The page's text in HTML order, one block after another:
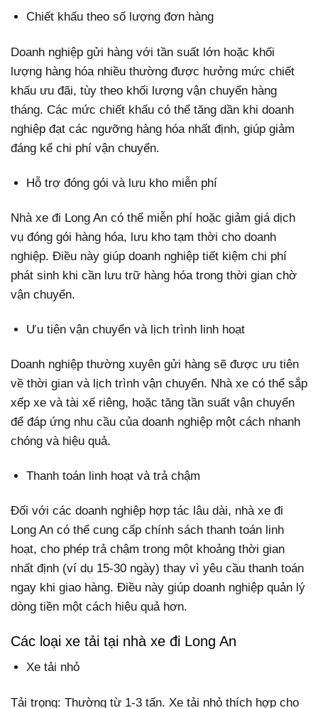
Chiết khấu theo số lượng đơn hàng
Doanh nghiệp gửi hàng với tần suất lớn hoặc khối
lượng hàng hóa nhiều thường được hưởng mức chiết
khấu ưu đãi, tùy theo khối lượng vận chuyển hàng
tháng. Các mức chiết khấu có thể tăng dần khi doanh
nghiệp đạt các ngưỡng hàng hóa nhất định, giúp giảm
đáng kể chi phí vận chuyển.
Hỗ trợ đóng gói và lưu kho miễn phí
Nhà xe đi Long An có thể miễn phí hoặc giảm giá dịch
vụ đóng gói hàng hóa, lưu kho tạm thời cho doanh
nghiệp. Điều này giúp doanh nghiệp tiết kiệm chi phí
phát sinh khi cần lưu trữ hàng hóa trong thời gian chờ
vận chuyển.
Ưu tiên vận chuyển và lịch trình linh hoạt
Doanh nghiệp thường xuyên gửi hàng sẽ được ưu tiên
về thời gian và lịch trình vận chuyển. Nhà xe có thể sắp
xếp xe và tài xế riêng, hoặc tăng tần suất vận chuyển
để đáp ứng nhu cầu của doanh nghiệp một cách nhanh
chóng và hiệu quả.
Thanh toán linh hoạt và trả chậm
Đối với các doanh nghiệp hợp tác lâu dài, nhà xe đi
Long An có thể cung cấp chính sách thanh toán linh
hoạt, cho phép trả chậm trong một khoảng thời gian
nhất định (ví dụ 15-30 ngày) thay vì yêu cầu thanh toán
ngay khi giao hàng. Điều này giúp doanh nghiệp quản lý
dòng tiền một cách hiệu quả hơn.
Các loại xe tải tại nhà xe đi Long An
Xe tải nhỏ
Tải trọng: Thường từ 1-3 tấn. Xe tải nhỏ thích hợp cho